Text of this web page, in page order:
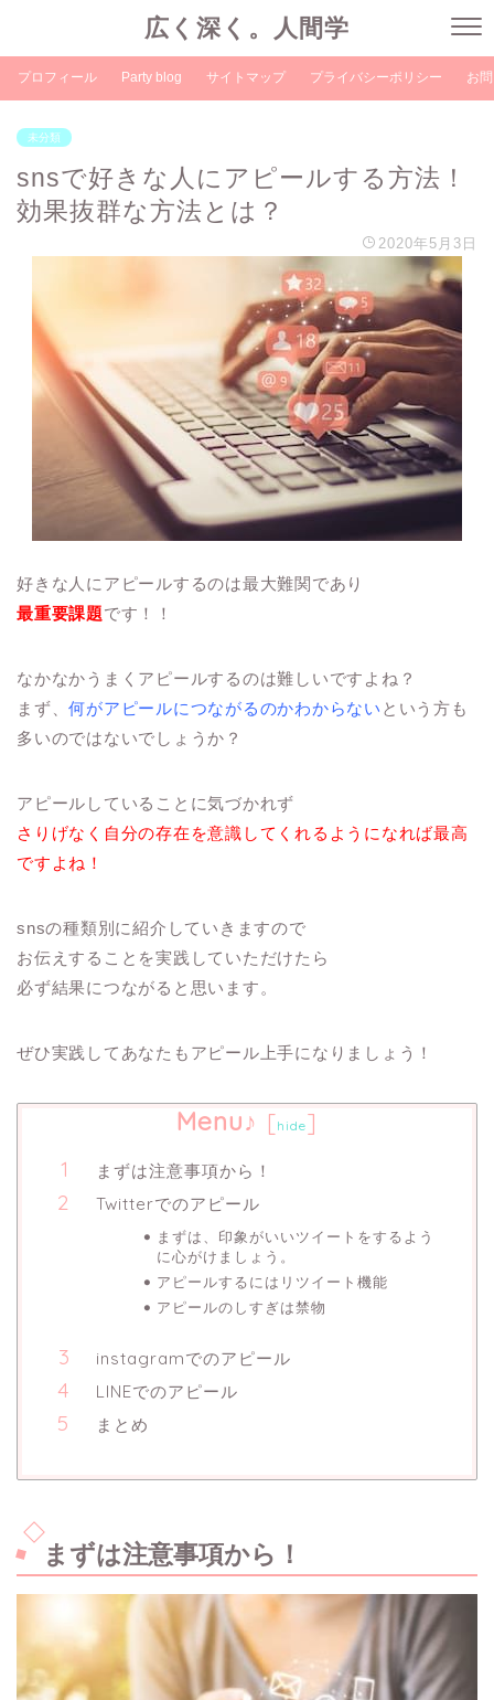
広く深く。人間学
プロフィール Party blog サイトマップ プライバシーポリシー お
未分類
snsで好きな人にアピールする方法！
効果抜群な方法とは？
2020年5月3日
好きな人にアピールするのは最大難関であり
最重要課題です！！
なかなかうまくアピールするのは難しいですよね？
まず、何がアピールにつながるのかわからない という方も
多いのではないでしょうか？
アピールしていることに気づかれず
さりげなく自分の存在を意識してくれるようになれば最高
ですよね！
snsの種類別に紹介していきますので
お伝えすることを実践していただけたら
必ず結果につながると思います。
ぜひ実践してあなたもアピール上手になりましょう！
Menu♪ [hide]
まずは注意事項から！
Twitterでのアピール
まずは、印象がいいツイートをするよう
に心がけましょう。
アピールするにはリツイート機能
アピールのしすぎは禁物
instagramでのアピール
LINEでのアピール
まとめ
まずは注意事項から！